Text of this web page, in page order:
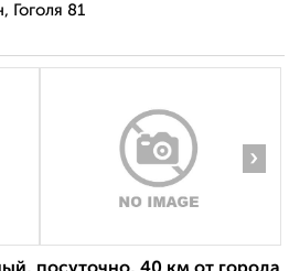
81
›